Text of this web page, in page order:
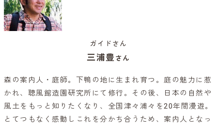
ガイドさん
三浦豊 さん
森の案内人・庭師。下鴨の地に生まれ育つ。庭の魅力に惹
かれ、聴風館造園研究所にて修行。その後、日本の自然や
風土をもっと知りたくなり、全国津々浦々を20年間漫遊。
とてつもなく感動しこれを分かち合うため、案内人となっ